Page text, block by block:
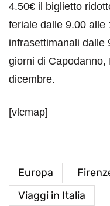
4.50€ il biglietto
feriale dalle 9.00 alle
infrasettimanali dalle
giorni di
dicembre.
[vlcmap]
Europa
Viaggi in Italia